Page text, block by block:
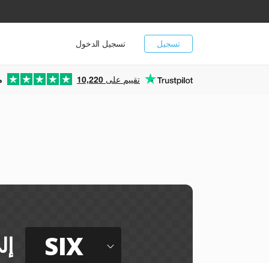
تسجيل تسجيل الدخول
10,220 تقييم على
SIX